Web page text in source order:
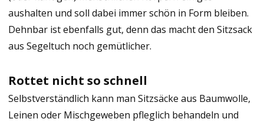
aushalten und soll dabei immer schön in Form bleiben.
Dehnbar ist ebenfalls gut, denn das macht den Sitzsack
aus Segeltuch noch gemütlicher.
Rottet nicht so schnell
Selbstverständlich kann man Sitzsäcke aus Baumwolle,
Leinen oder Mischgeweben pfleglich behandeln und